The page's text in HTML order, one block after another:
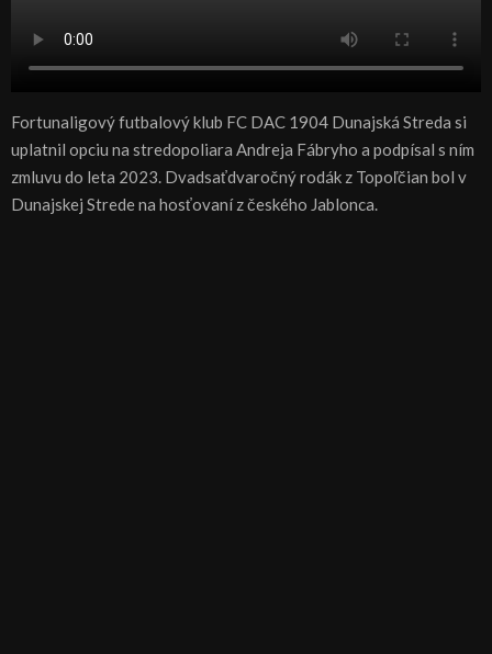
Fortunaligový futbalový klub FC DAC 1904 Dunajská Streda si
uplatnil opciu na stredopoliara Andreja Fábryho a podpísal s ním
zmluvu do leta 2023. Dvadsaťdvaročný rodák z Topoľčian bol v
Dunajskej Strede na hosťovaní z českého Jablonca.